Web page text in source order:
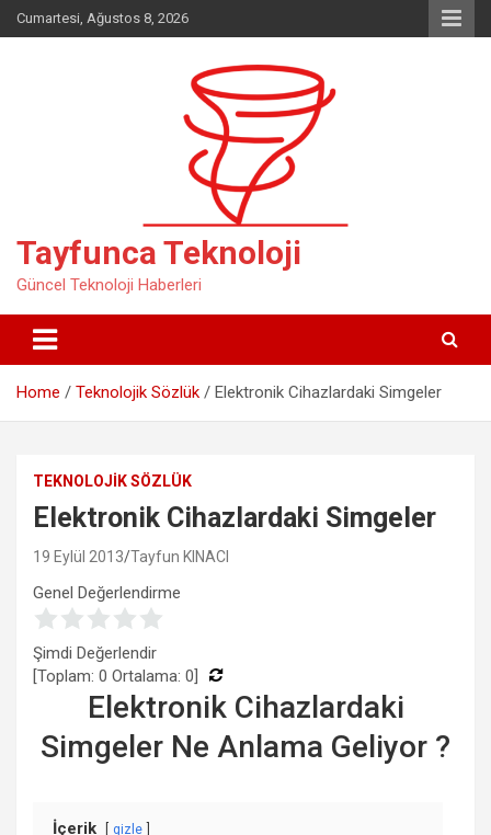
Skip
to
Cumartesi, Ağustos 8, 2026
Tayfunca Teknoloji
Güncel Teknoloji Haberleri
Home Teknolojik Sözlük Elektronik Cihazlardaki Simgeler
TEKNOLOJIK SÖZLÜK
Elektronik Cihazlardaki Simgeler
19 Eylül 2013 Tayfun KINACI
Genel Değerlendirme
Şimdi Değerlendir
[Toplam: 0 Ortalama: 0]
Elektronik Cihazlardaki
Simgeler Ne Anlama Geliyor ?
İçerik gizle